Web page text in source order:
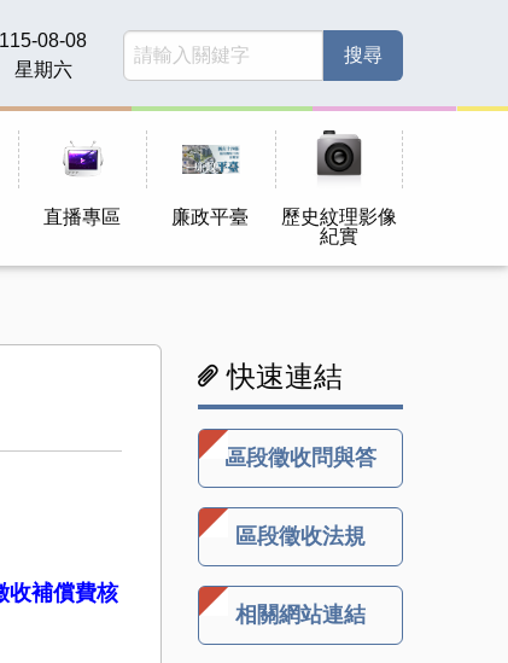
115-08-08
星期六
直播專區 廉政平臺
歷史紋理影像
紀實
收補償費核
快速連結
區段徵收問與答
區段徵收法規
相關網站連結